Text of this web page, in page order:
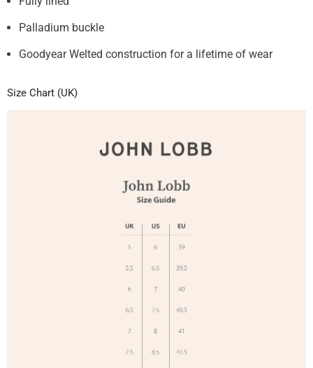
Palladium buckle
Goodyear Welted construction for a lifetime of wear
Size Chart (UK)